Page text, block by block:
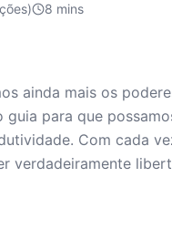
8 mins
ainda mais os
guia para que
Com cada
verdadeiramente